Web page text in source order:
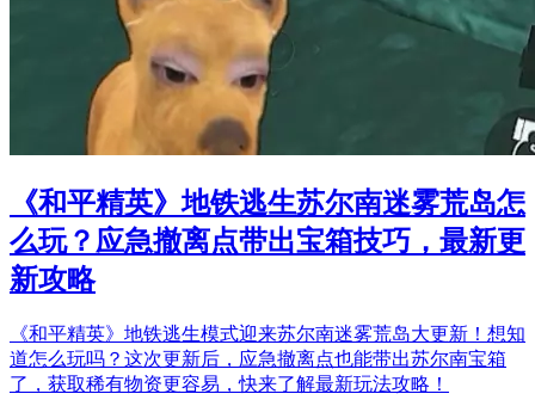
《和平精英》地铁逃生苏尔南迷雾荒岛怎
么玩？应急撤离点带出宝箱技巧，最新更
新攻略
《和平精英》地铁逃生模式迎来苏尔南迷雾荒岛大更新！想知
道怎么玩吗？这次更新后，应急撤离点也能带出苏尔南宝箱
了，获取稀有物资更容易，快来了解最新玩法攻略！